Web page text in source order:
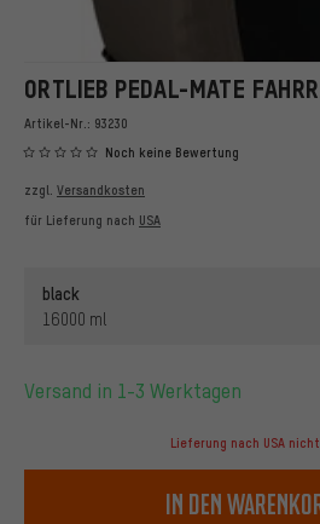
ORTLIEB PEDAL-MATE
Artikel-Nr.: 93230
Noch keine Bewertung
zzgl. Versandkosten
für Lieferung nach USA
black
16000 ml
Versand in 1-3 Werktagen
Lieferung nach USA
In den